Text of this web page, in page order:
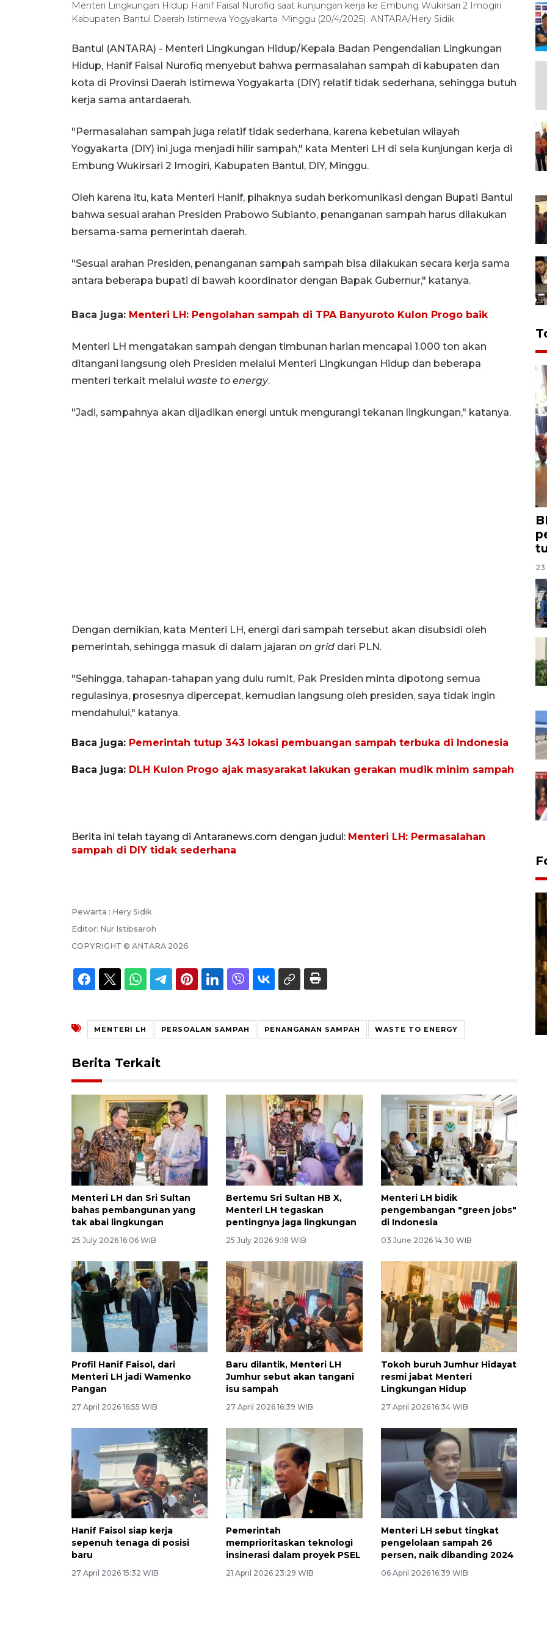
Menteri Lingkungan Hidup Hanif Faisal Nurofiq saat kunjungan kerja ke Embung Wukirsari 2 Imogiri
Kabupaten Bantul Daerah Istimewa Yogyakarta. Minggu (20/4/2025). ANTARA/Hery Sidik
Bantul (ANTARA) - Menteri Lingkungan Hidup/Kepala Badan Pengendalian Lingkungan
Hidup, Hanif Faisal Nurofiq menyebut bahwa permasalahan sampah di kabupaten dan
kota di Provinsi Daerah Istimewa Yogyakarta (DIY) relatif tidak sederhana, sehingga butuh
kerja sama antardaerah.
"Permasalahan sampah juga relatif tidak sederhana, karena kebetulan wilayah
Yogyakarta (DIY) ini juga menjadi hilir sampah," kata Menteri LH di sela kunjungan kerja di
Embung Wukirsari 2 Imogiri, Kabupaten Bantul, DIY, Minggu.
Oleh karena itu, kata Menteri Hanif, pihaknya sudah berkomunikasi dengan Bupati Bantul
bahwa sesuai arahan Presiden Prabowo Subianto, penanganan sampah harus dilakukan
bersama-sama pemerintah daerah.
"Sesuai arahan Presiden, penanganan sampah sampah bisa dilakukan secara kerja sama
antara beberapa bupati di bawah koordinator dengan Bapak Gubernur," katanya.
Baca juga: Menteri LH: Pengolahan sampah di TPA Banyuroto Kulon Progo baik
Menteri LH mengatakan sampah dengan timbunan harian mencapai 1.000 ton akan
ditangani langsung oleh Presiden melalui Menteri Lingkungan Hidup dan beberapa
menteri terkait melalui waste to energy.
"Jadi, sampahnya akan dijadikan energi untuk mengurangi tekanan lingkungan," katanya.
Dengan demikian, kata Menteri LH, energi dari sampah tersebut akan disubsidi oleh
pemerintah, sehingga masuk di dalam jajaran on grid dari PLN.
"Sehingga, tahapan-tahapan yang dulu rumit, Pak Presiden minta dipotong semua
regulasinya, prosesnya dipercepat, kemudian langsung oleh presiden, saya tidak ingin
mendahului," katanya.
Baca juga: Pemerintah tutup 343 lokasi pembuangan sampah terbuka di Indonesia
Baca juga: DLH Kulon Progo ajak masyarakat lakukan gerakan mudik minim sampah
Berita ini telah tayang di Antaranews.com dengan judul: Menteri LH: Permasalahan
sampah di DIY tidak sederhana
Pewarta : Hery Sidik
Editor: Nur Istibsaroh
COPYRIGHT © ANTARA 2026
MENTERI LH PERSOALAN SAMPAH PENANGANAN SAMPAH WASTE TO ENERGY
Berita Terkait
Menteri LH dan Sri Sultan
bahas pembangunan yang
tak abai lingkungan
25 July 2026 16:06 WIB
Bertemu Sri Sultan HB X,
Menteri LH tegaskan
pentingnya jaga lingkungan
25 July 2026 9:18 WIB
Menteri LH bidik
pengembangan "green jobs"
di Indonesia
03 June 2026 14:30 WIB
Profil Hanif Faisol, dari
Menteri LH jadi Wamenko
Pangan
27 April 2026 16:55 WIB
Baru dilantik, Menteri LH
Jumhur sebut akan tangani
isu sampah
27 April 2026 16:39 WIB
Tokoh buruh Jumhur Hidayat
resmi jabat Menteri
Lingkungan Hidup
27 April 2026 16:34 WIB
Hanif Faisol siap kerja
sepenuh tenaga di posisi
baru
27 April 2026 15:32 WIB
Pemerintah
memprioritaskan teknologi
insinerasi dalam proyek PSEL
21 April 2026 23:29 WIB
Menteri LH sebut tingkat
pengelolaan sampah 26
persen, naik dibanding 2024
06 April 2026 16:39 WIB
23
06 August 2026 11:37 WIB